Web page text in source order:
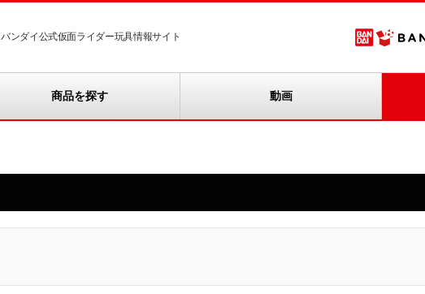
バンダイ公式仮面ライダー玩具情報サイト
商品を探す 動画